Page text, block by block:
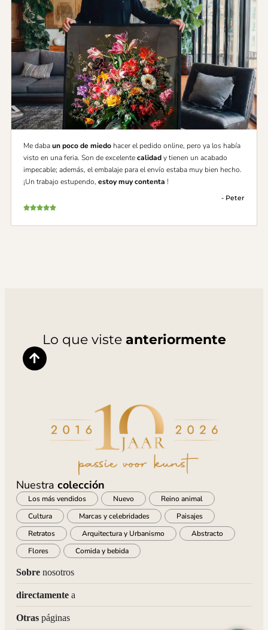
Me dabaun poco de miedo hacer el pedido online, pero ya los había
visto en una feria. Son de excelentecalidady tienen un acabado
impecable; además, el embalaje para el envío estaba muy bien hecho.
¡Un trabajo estupendo, estoy muy contenta !
- Peter
Lo que viste anteriormente
Nuestra colección
Los más vendidos Nuevo
Reino animal
Cultura
Marcas y celebridades
Paisajes
Retratos
Arquitectura y Urbanismo
Abstracto
Flores
Comida y bebida
Sobrenosotros
directamentea
Otras páginas